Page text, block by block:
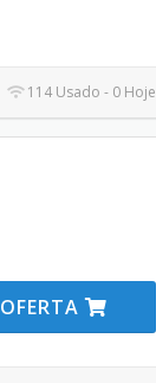
114 Usado - 0 Hoje